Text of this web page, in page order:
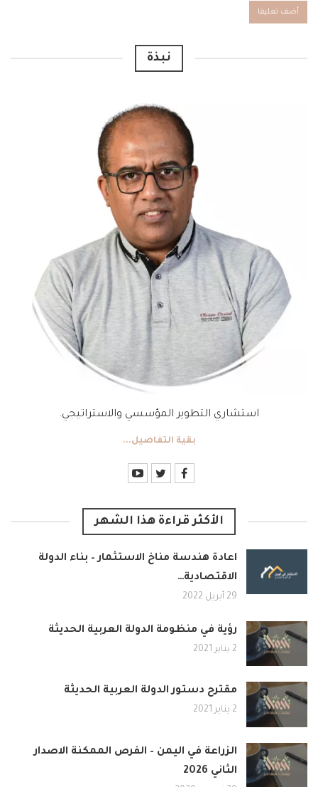
نبذة
استشاري التطوير المؤسسي والاستراتيجي.
بقية التفاصيل...
الأكثر قراءة هذا الشهر
اعادة هندسة مناخ الاستثمار – بناء الدولة
الاقتصادية…
29 أبريل 2022
رؤية في منظومة الدولة العربية الحديثة
2 يناير 2021
مقترح دستور الدولة العربية الحديثة
2 يناير 2021
الزراعة في اليمن – الفرص الممكنة الاصدار
الثاني 2026